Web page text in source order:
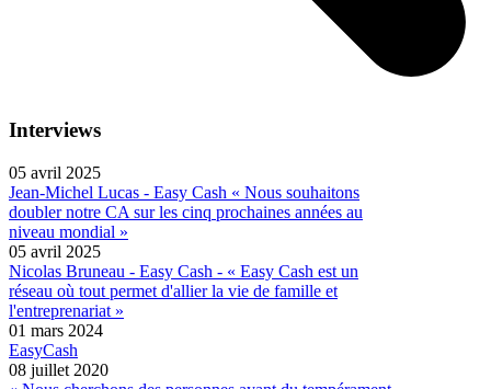
Interviews
05 avril 2025
Jean-Michel Lucas - Easy Cash « Nous souhaitons
doubler notre CA sur les cinq prochaines années au
niveau mondial »
05 avril 2025
Nicolas Bruneau - Easy Cash - « Easy Cash est un
réseau où tout permet d'allier la vie de famille et
l'entreprenariat »
01 mars 2024
EasyCash
08 juillet 2020